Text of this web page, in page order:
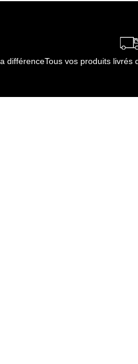
7 jours
différenceTous vos produits livrés